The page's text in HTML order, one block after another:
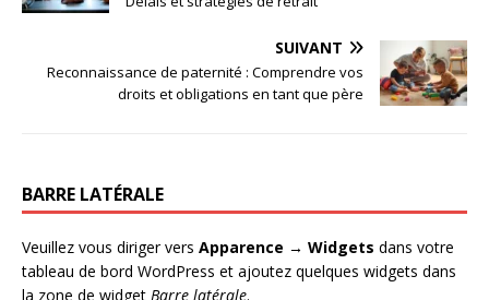
SUIVANT
Reconnaissance de paternité : Comprendre vos
droits et obligations en tant que père
BARRE LATÉRALE
Veuillez vous diriger vers Apparence → Widgets dans votre
tableau de bord WordPress et ajoutez quelques widgets dans
la zone de widget Barre latérale.